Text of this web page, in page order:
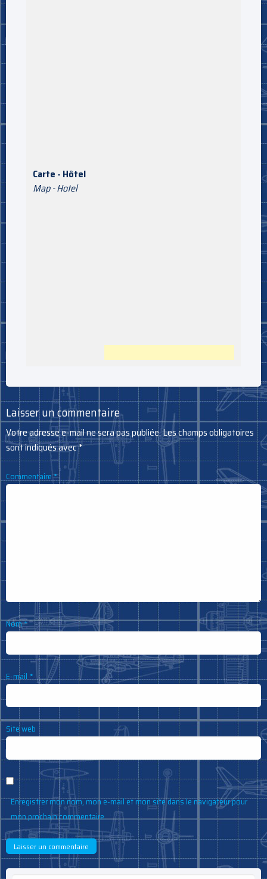
Carte - Hôtel
Map - Hotel
Laisser un commentaire
Votre adresse e-mail ne sera pas publiée.Les champs obligatoires
sont indiqués avec*
Commentaire*
Nom*
E-mail*
Site web
Enregistrer mon nom, mon e-mail et mon site dans le navigateur pour
mon prochain commentaire.